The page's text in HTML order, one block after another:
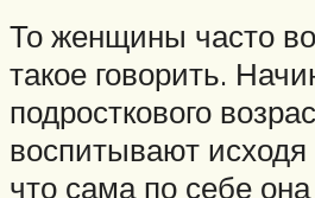
То женщины часто
такое говорить.
подросткового
воспитывают исходя
что сама по себе